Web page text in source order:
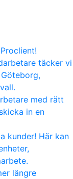
täcker vi
med rätt
in en
kunder! Här kan
längre